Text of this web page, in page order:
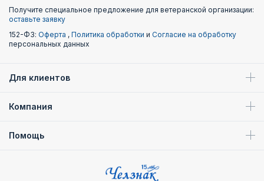
Получите специальное предложение для ветеранской организации:
оставьте заявку
152-ФЗ: Оферта , Политика обработки и Согласие на обработку
персональных данных
Для клиентов
Компания
Помощь